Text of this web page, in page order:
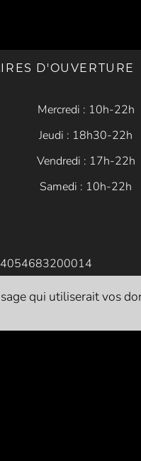
D'OUVERTURE
Mercredi : 10h-22h
Jeudi : 18h30-22h
Vendredi : 17h-22h
Samedi : 10h-22h
d’entrepreneur de
qui utiliserait vos